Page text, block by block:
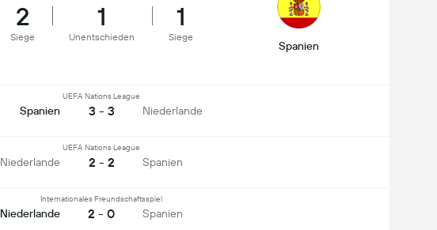
2
Siege
1
Unentschieden
1
Siege
Spanien
Spanien
UEFA Nations League
3 - 3 Niederlande
Niederlande
UEFA Nations League
2 - 2 Spanien
Niederlande
Internationales Freundschaftsspiel
2 - 0 Spanien